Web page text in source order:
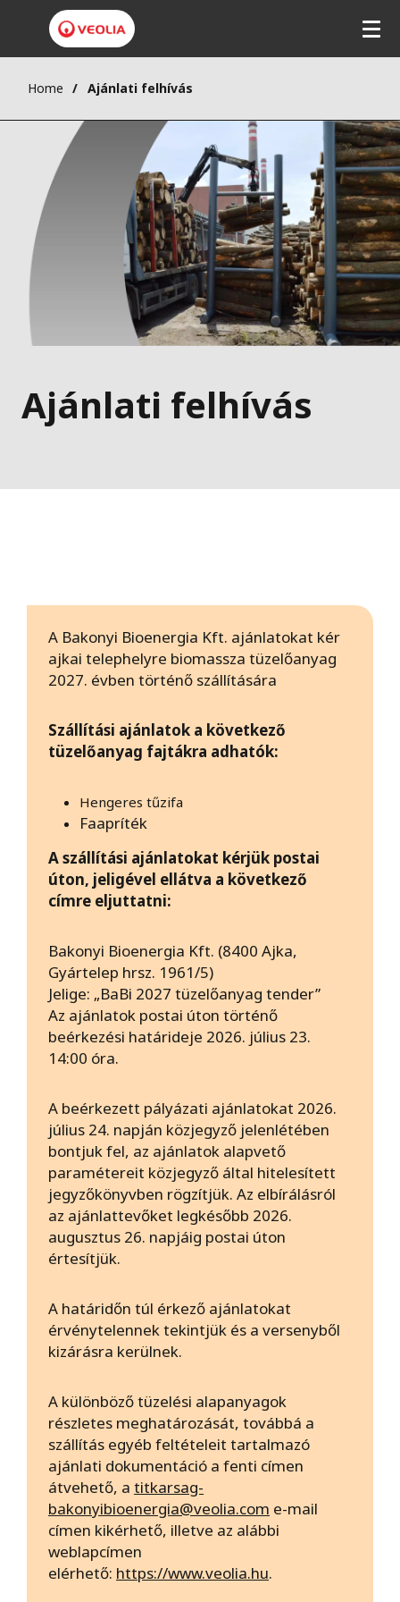
Home Ajánlati felhívás
Ajánlati felhívás
A Bakonyi Bioenergia Kft. ajánlatokat kér
ajkai telephelyre biomassza tüzelőanyag
2027. évben történő szállítására
Szállítási ajánlatok a következő
tüzelőanyag fajtákra adhatók:
Hengeres tűzifa
Faapríték
A szállítási ajánlatokat kérjük postai
úton, jeligével ellátva a következő
címre eljuttatni:
Bakonyi Bioenergia Kft. (8400 Ajka,
Gyártelep hrsz. 1961/5)
Jelige: „BaBi 2027 tüzelőanyag tender”
Az ajánlatok postai úton történő
beérkezési határideje 2026. július 23.
14:00 óra.
A beérkezett pályázati ajánlatokat 2026.
július 24. napján közjegyző jelenlétében
bontjuk fel, az ajánlatok alapvető
paramétereit közjegyző által hitelesített
jegyzőkönyvben rögzítjük. Az elbírálásról
az ajánlattevőket legkésőbb 2026.
augusztus 26. napjáig postai úton
értesítjük.
A határidőn túl érkező ajánlatokat
érvénytelennek tekintjük és a versenyből
kizárásra kerülnek.
A különböző tüzelési alapanyagok
részletes meghatározását, továbbá a
szállítás egyéb feltételeit tartalmazó
ajánlati dokumentáció a fenti címen
átvehető, a titkarsag-
bakonyibioenergia@veolia.com e-mail
címen kikérhető, illetve az alábbi
weblapcímen
elérhető: https://www.veolia.hu.